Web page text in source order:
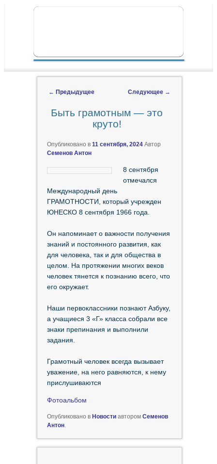
ГЛАВНОЕ МЕНЮ
← Предыдущее Следующее →
Быть грамотным — это
круто!
Опубликовано в 11 сентября, 2024 Автор
Семенов Антон
8 сентября
отмечался
Международный день
ГРАМОТНОСТИ, который учрежден
ЮНЕСКО 8 сентября 1966 года.
Он напоминает о важности получения
знаний и постоянного развития, как
для человека, так и для общества в
целом. На протяжении многих веков
человек тянется к познанию всего, что
его окружает.
Наши первоклассники познают Азбуку,
а учащиеся 3 «Г» класса собрали все
знаки препинания и выполнили
задания.
Грамотный человек всегда вызывает
уважение, на него равняются, к нему
прислушиваются
Фотоальбом
Опубликовано в Новостиавтором Семенов
Антон.